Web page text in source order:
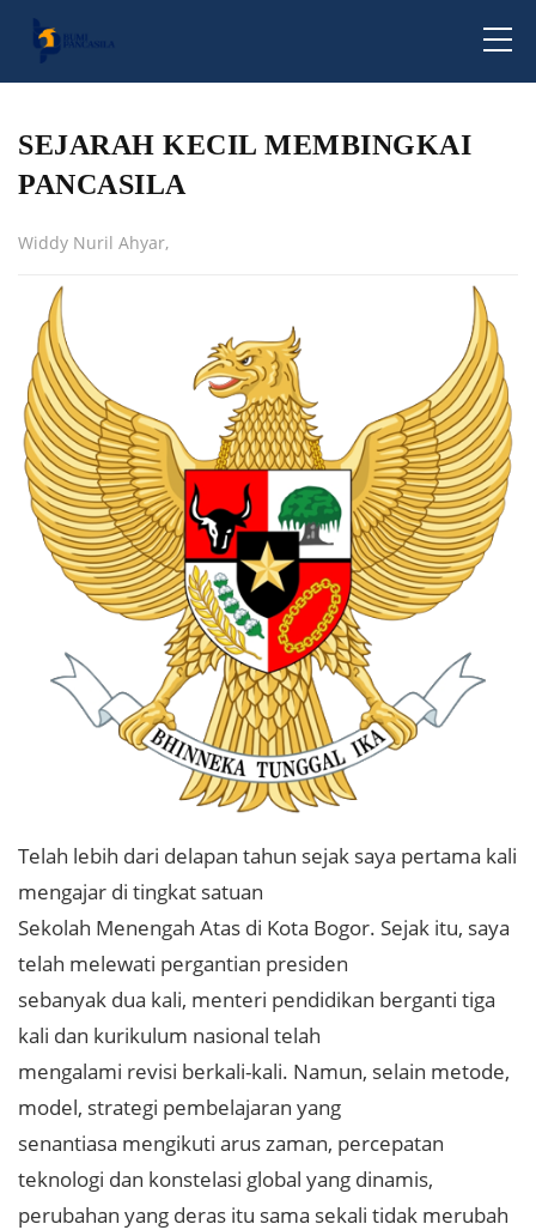
SEJARAH KECIL MEMBINGKAI
PANCASILA
Widdy Nuril Ahyar,
Telah lebih dari delapan tahun sejak saya pertama kali
mengajar di tingkat satuan
Sekolah Menengah Atas di Kota Bogor. Sejak itu, saya
telah melewati pergantian presiden
sebanyak dua kali, menteri pendidikan berganti tiga
kali dan kurikulum nasional telah
mengalami revisi berkali-kali. Namun, selain metode,
model, strategi pembelajaran yang
senantiasa mengikuti arus zaman, percepatan
teknologi dan konstelasi global yang dinamis,
perubahan yang deras itu sama sekali tidak merubah